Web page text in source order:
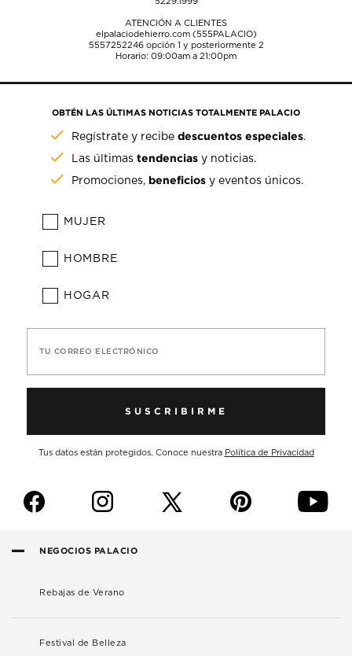
ATENCIÓN A CLIENTES
elpalaciodehierro.com (555PALACIO)
5557252246opción 1 y posteriormente 2
Horario: 09:00am a 21:00pm
OBTÉN LAS ÚLTIMAS NOTICIAS TOTALMENTE PALACIO
Regístrate y recibedescuentos especiales.
Las últimastendencias y noticias.
Promociones, beneficios y eventos únicos.
MUJER
HOMBRE
HOGAR
TU CORREO ELECTRÓNICO
SUSCRIBIRME
Tus datos están protegidos. Conoce nuestra Política de Privacidad
f i p y
NEGOCIOS PALACIO
Rebajas de Verano
Festival de Belleza